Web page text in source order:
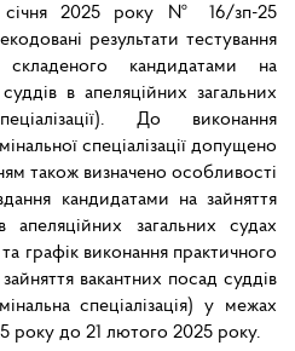
січня 2025 року № 16/зп-25
результати тестування
складеного кандидатами на
в апеляційних загальних
До виконання
спеціалізації допущено
також визначено особливості
кандидатами на зайняття
апеляційних загальних судах
та графік виконання практичного
вакантних посад суддів
спеціалізація) у межах
року до 21 лютого 2025 року.